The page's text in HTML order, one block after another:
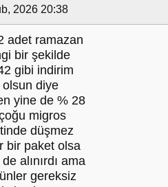
2026 20:38
adet ramazan
bir şekilde
gibi indirim
olsun diye
yine de % 28
migros
düşmez
bir paket olsa
alınırdı ama
gereksiz